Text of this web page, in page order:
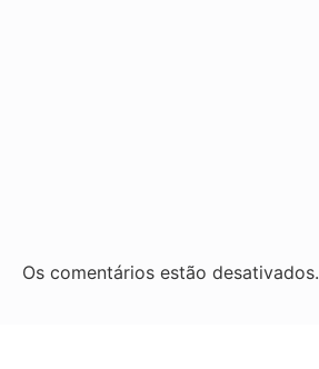
Os comentários estão desativados.